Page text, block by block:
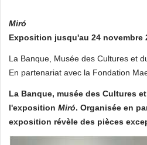
Miró
Exposition jusqu'au 24 novembre
La Banque, Musée des Cultures et
En partenariat avec la Fondation
La Banque, musée des Cultures
l'exposition Miró. Organisée en
exposition révèle des pièces